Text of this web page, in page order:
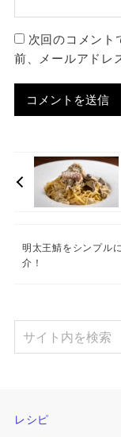
次回のコメント
前、メールアドレ
明太王鯖をシンプル
介！
レシピ